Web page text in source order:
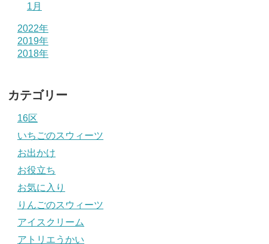
1月
2022年
2019年
2018年
カテゴリー
16区
いちごのスウィーツ
お出かけ
お役立ち
お気に入り
りんごのスウィーツ
アイスクリーム
アトリエうかい